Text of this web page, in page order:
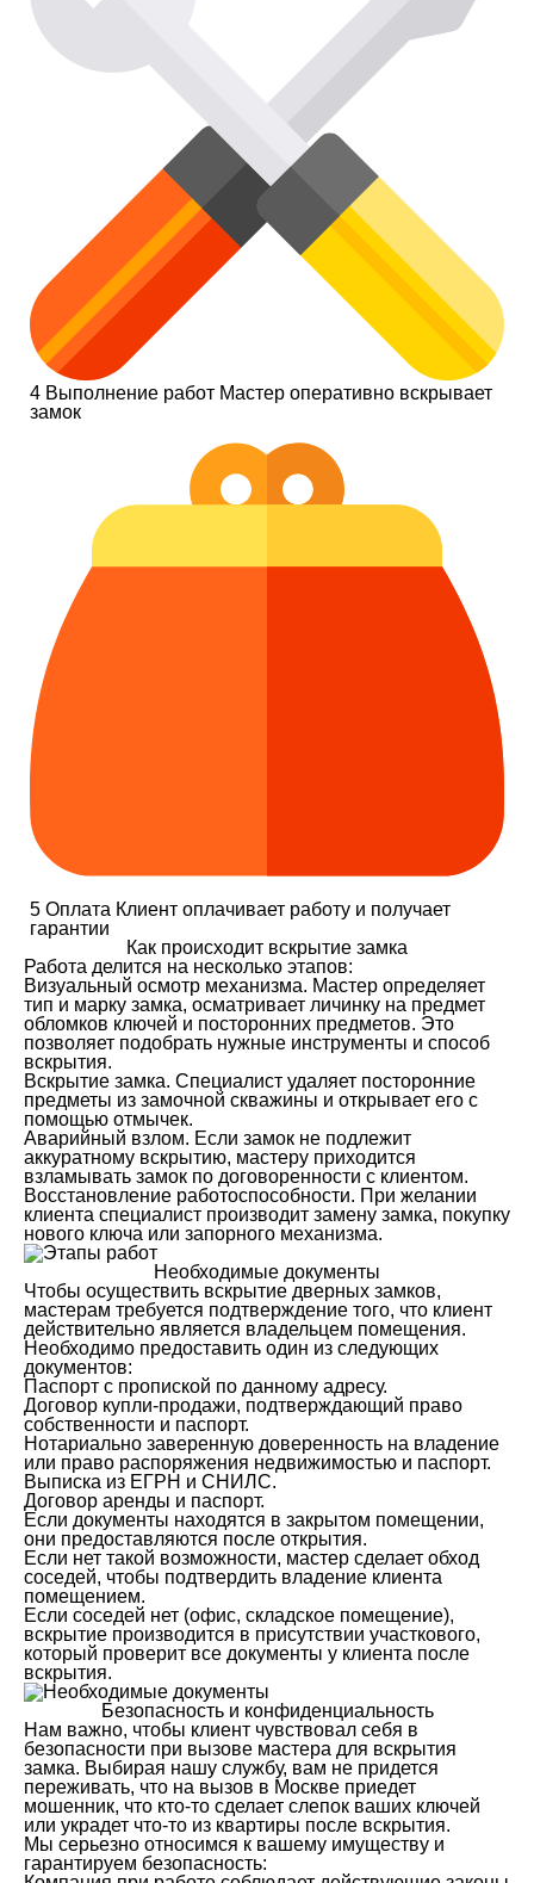
4 Выполнение работ Мастер оперативно вскрывает
замок
5 Оплата Клиент оплачивает работу и получает
гарантии
Как происходит вскрытие замка
Работа делится на несколько этапов:
Визуальный осмотр механизма. Мастер определяет
тип и марку замка, осматривает личинку на предмет
обломков ключей и посторонних предметов. Это
позволяет подобрать нужные инструменты и способ
вскрытия.
Вскрытие замка. Специалист удаляет посторонние
предметы из замочной скважины и открывает его с
помощью отмычек.
Аварийный взлом. Если замок не подлежит
аккуратному вскрытию, мастеру приходится
взламывать замок по договоренности с клиентом.
Восстановление работоспособности. При желании
клиента специалист производит замену замка, покупку
нового ключа или запорного механизма.
Необходимые документы
Чтобы осуществить вскрытие дверных замков,
мастерам требуется подтверждение того, что клиент
действительно является владельцем помещения.
Необходимо предоставить один из следующих
документов:
Паспорт с пропиской по данному адресу.
Договор купли-продажи, подтверждающий право
собственности и паспорт.
Нотариально заверенную доверенность на владение
или право распоряжения недвижимостью и паспорт.
Выписка из ЕГРН и СНИЛС.
Договор аренды и паспорт.
Если документы находятся в закрытом помещении,
они предоставляются после открытия.
Если нет такой возможности, мастер сделает обход
соседей, чтобы подтвердить владение клиента
помещением.
Если соседей нет (офис, складское помещение),
вскрытие производится в присутствии участкового,
который проверит все документы у клиента после
вскрытия.
Безопасность и конфиденциальность
Нам важно, чтобы клиент чувствовал себя в
безопасности при вызове мастера для вскрытия
замка. Выбирая нашу службу, вам не придется
переживать, что на вызов в Москве приедет
мошенник, что кто-то сделает слепок ваших ключей
или украдет что-то из квартиры после вскрытия.
Мы серьезно относимся к вашему имуществу и
гарантируем безопасность: